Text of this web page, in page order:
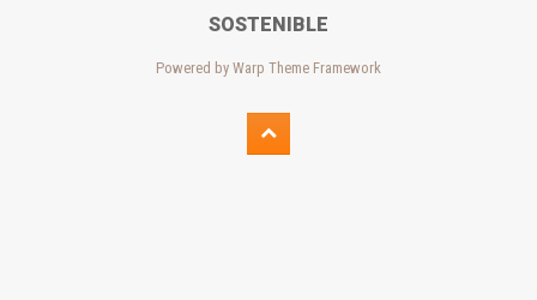
SOSTENIBLE
Powered by Warp Theme Framework